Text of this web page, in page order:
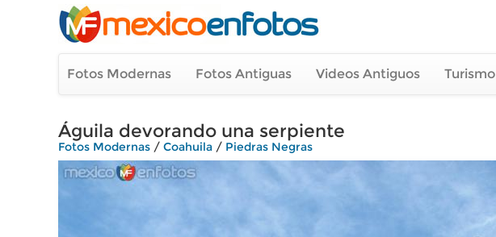
Fotos Modernas Fotos Antiguas Videos Antiguos Turismo
Águila devorando una serpiente
Fotos Modernas / Coahuila / Piedras Negras